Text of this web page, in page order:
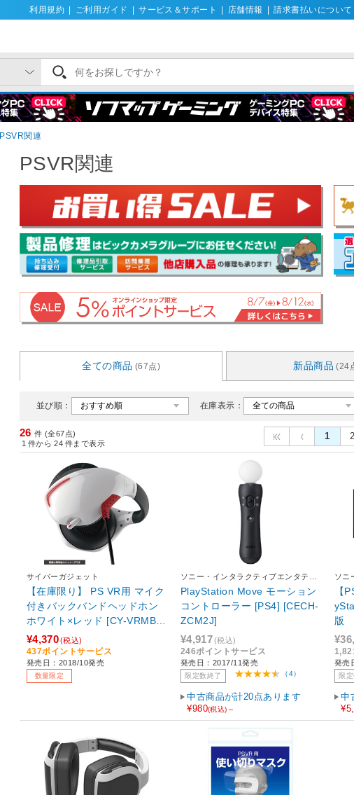
利用規約 ご利用ガイド サービス＆サポート 店舗情報 請求書払いについて
PSVR関連
PSVR関連
全ての商品 (67点) 新品商品 (24
並び順： 在庫表示：
26 件 (全67点)
1 件から 24 件まで表示
1 2
サイバーガジェット
【在庫限り】 PS VR用 マイク
付きバックバンドヘッドホン
ホワイト×レッド [CY-VRMBH
P-WR] 【sof001】
¥4,370(税込)
437ポイントサービス
発売日：2018/10発売
数量限定
ソニー・インタラクティブエンタテイ
ンメント
PlayStation Move モーション
コントローラー [PS4] [CECH-
ZCM2J]
¥4,917(税込)
246ポイントサービス
発売日：2017/11発売
限定数終了 （4）
中古商品が計20点あります
¥980(税込)～
ソニ
ンメ
【
版
発売
限
中